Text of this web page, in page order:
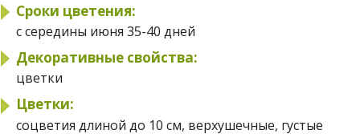
Сроки цветения:
с середины июня 35-40 дней
Декоративные свойства:
цветки
Цветки:
соцветия длиной до 10 см, верхушечные, густые